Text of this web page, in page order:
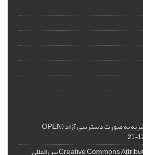
دسترسی به مقالات این نشریه به صورت دسترسی آزاد (OPEN
این اثر تحت مجوز Creative Commons Attribution 4.0 بین المللی